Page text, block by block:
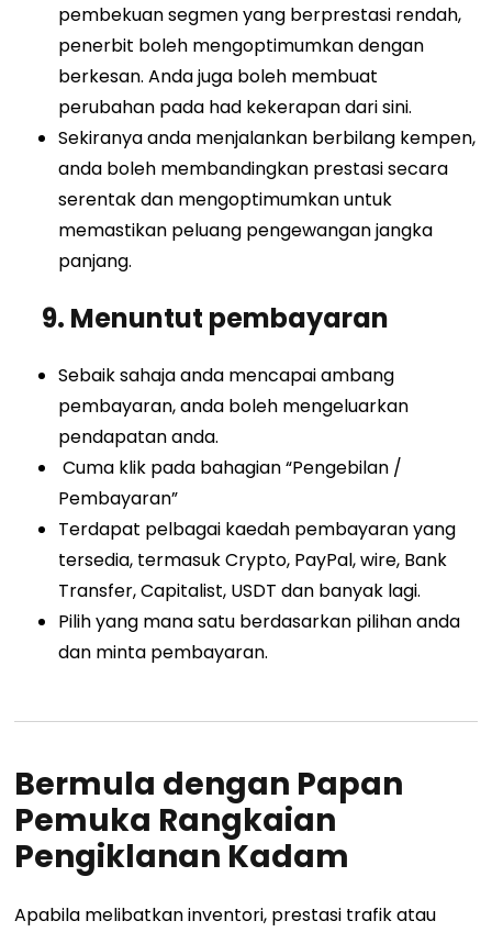
pembekuan segmen yang berprestasi rendah,
penerbit boleh mengoptimumkan dengan
berkesan. Anda juga boleh membuat
perubahan pada had kekerapan dari sini.
Sekiranya anda menjalankan berbilang kempen,
anda boleh membandingkan prestasi secara
serentak dan mengoptimumkan untuk
memastikan peluang pengewangan jangka
panjang.
9. Menuntut pembayaran
Sebaik sahaja anda mencapai ambang
pembayaran, anda boleh mengeluarkan
pendapatan anda.
Cuma klik pada bahagian “Pengebilan /
Pembayaran”
Terdapat pelbagai kaedah pembayaran yang
tersedia, termasuk Crypto, PayPal, wire, Bank
Transfer, Capitalist, USDT dan banyak lagi.
Pilih yang mana satu berdasarkan pilihan anda
dan minta pembayaran.
Bermula dengan Papan
Pemuka Rangkaian
Pengiklanan Kadam
Apabila melibatkan inventori, prestasi trafik atau